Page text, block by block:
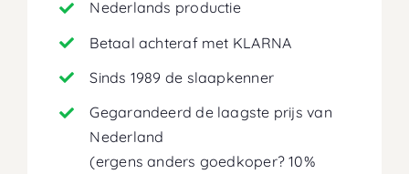
Nederlands productie
Betaal achteraf met KLARNA
Sinds 1989 de slaapkenner
Gegarandeerd de laagste prijs van
Nederland
(ergens anders goedkoper? 10%